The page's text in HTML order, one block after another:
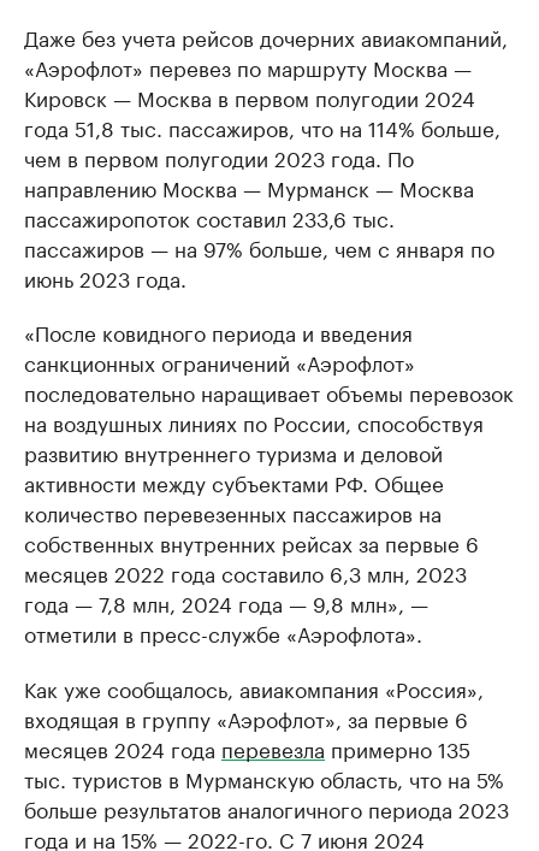
Даже без учета рейсов дочерних авиакомпаний,
«Аэрофлот» перевез по маршруту Москва —
Кировск — Москва в первом полугодии 2024
года 51,8 тыс. пассажиров, что на 114% больше,
чем в первом полугодии 2023 года. По
направлению Москва — Мурманск — Москва
пассажиропоток составил 233,6 тыс.
пассажиров — на 97% больше, чем с января по
июнь 2023 года.
«После ковидного периода и введения
санкционных ограничений «Аэрофлот»
последовательно наращивает объемы перевозок
на воздушных линиях по России, способствуя
развитию внутреннего туризма и деловой
активности между субъектами РФ. Общее
количество перевезенных пассажиров на
собственных внутренних рейсах за первые 6
месяцев 2022 года составило 6,3 млн, 2023
года — 7,8 млн, 2024 года — 9,8 млн», —
отметили в пресс-службе «Аэрофлота».
Как уже сообщалось, авиакомпания «Россия»,
входящая в группу «Аэрофлот», за первые 6
месяцев 2024 года перевезла примерно 135
тыс. туристов в Мурманскую область, что на 5%
больше результатов аналогичного периода 2023
года и на 15% — 2022-го. C 7 июня 2024